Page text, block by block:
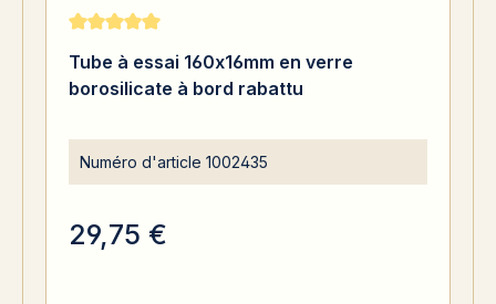
Note moyenne de 5 sur 5 étoiles
Tube à essai 160x16mm en verre
borosilicate à bord rabattu
Numéro d'article 1002435
29,75 €